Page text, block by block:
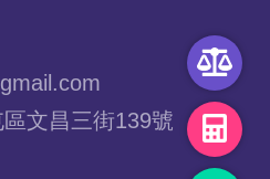
文昌三街139號